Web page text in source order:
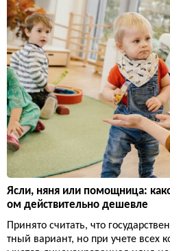
Ясли, няня или помощница:
ом действительно дешевле
Принято считать, что
тный вариант, но при учете всех